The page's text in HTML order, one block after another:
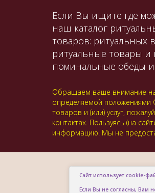
Если Вы ищите где
наш каталог
товаров: ритуальных
ритуальные товары и
поминальные обеды и
Обращаем ваше внимание на
определяемой положениями
товаров и (или) услуг,
контактах. Пользуясь (на
информацию. Мы не
Сайт использует cookie-
Если Вы не согласны, Вам